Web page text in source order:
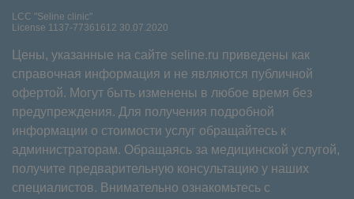
LCC "Seline clinic"
License 1137-77361612 30.07.2020
Цены, указанные на сайте seline.ru приведены как
справочная информация и не являются публичной
офертой. Могут быть изменены в любое время без
предупреждения. Для получения подробной
информации о стоимости услуг обращайтесь к
администраторам. Обращаясь за медицинской услугой,
получите предварительную консультацию у наших
специалистов. Внимательно ознакомьтесь с